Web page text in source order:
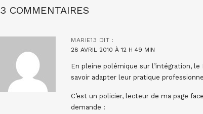
3 COMMENTAIRES
MARIE13 DIT :
28 AVRIL 2010 À 12 H 49 MIN
En pleine polémique sur l’intégration,
savoir adapter leur pratique
C’est un policier, lecteur de ma page
demande :